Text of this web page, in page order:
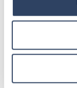
Storage Shed